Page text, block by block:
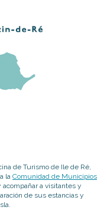
de Turismo de Ile de Ré,
la Comunidad de Municipios
a visitantes y
de sus estancias y